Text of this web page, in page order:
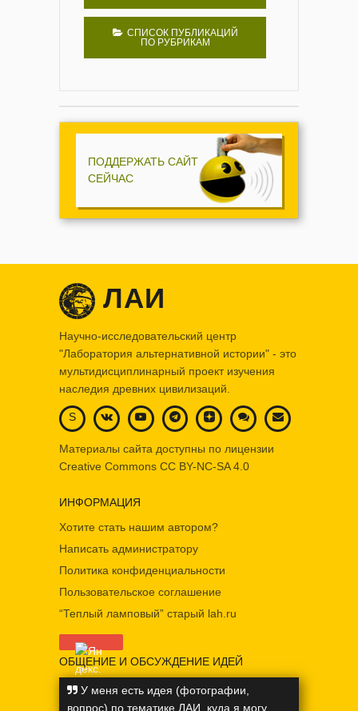
СПИСОК ПУБЛИКАЦИЙ
ПО РУБРИКАМ
ПОДДЕРЖАТЬ САЙТ
СЕЙЧАС
ЛАИ
Научно-исследовательский центр
"Лаборатория альтернативной истории" - это
мультидисциплинарный проект изучения
наследия древних цивилизаций.
S
Материалы сайта доступны по лицензии
Creative Commons CC BY-NC-SA 4.0
ИНФОРМАЦИЯ
Хотите стать нашим автором?
Написать администратору
Политика конфиденциальности
Пользовательское соглашение
“Теплый ламповый” старый lah.ru
ОБЩЕНИЕ И ОБСУЖДЕНИЕ ИДЕЙ
У меня есть идея (фотографии,
вопрос) по тематике ЛАИ, куда я могу